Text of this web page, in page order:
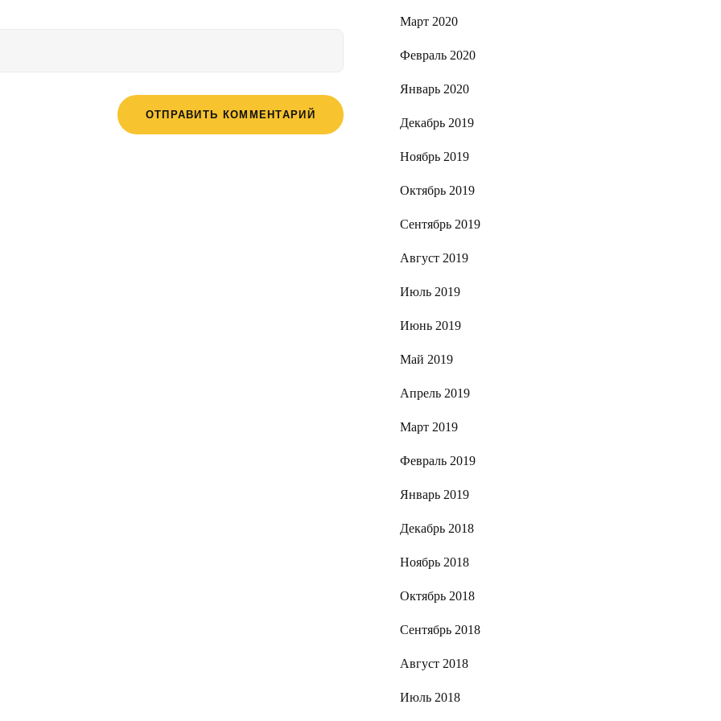
Март 2020
Февраль 2020
Январь 2020
Декабрь 2019
Ноябрь 2019
Октябрь 2019
Сентябрь 2019
Август 2019
Июль 2019
Июнь 2019
Май 2019
Апрель 2019
Март 2019
Февраль 2019
Январь 2019
Декабрь 2018
Ноябрь 2018
Октябрь 2018
Сентябрь 2018
Август 2018
Июль 2018